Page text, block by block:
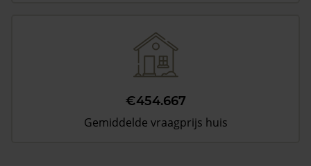
€454.667
Gemiddelde vraagprijs huis